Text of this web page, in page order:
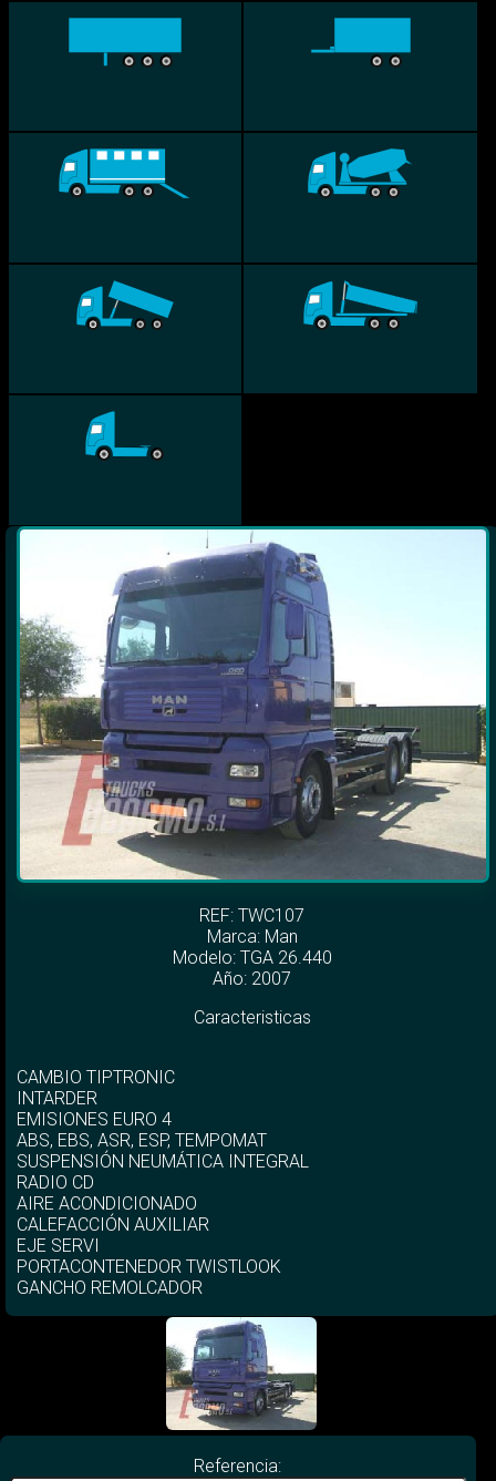
REF: TWC107
Marca: Man
Modelo: TGA 26.440
Año: 2007
Caracteristicas
CAMBIO TIPTRONIC
INTARDER
EMISIONES EURO 4
ABS, EBS, ASR, ESP, TEMPOMAT
SUSPENSIÓN NEUMÁTICA INTEGRAL
RADIO CD
AIRE ACONDICIONADO
CALEFACCIÓN AUXILIAR
EJE SERVI
PORTACONTENEDOR TWISTLOOK
GANCHO REMOLCADOR
Referencia: